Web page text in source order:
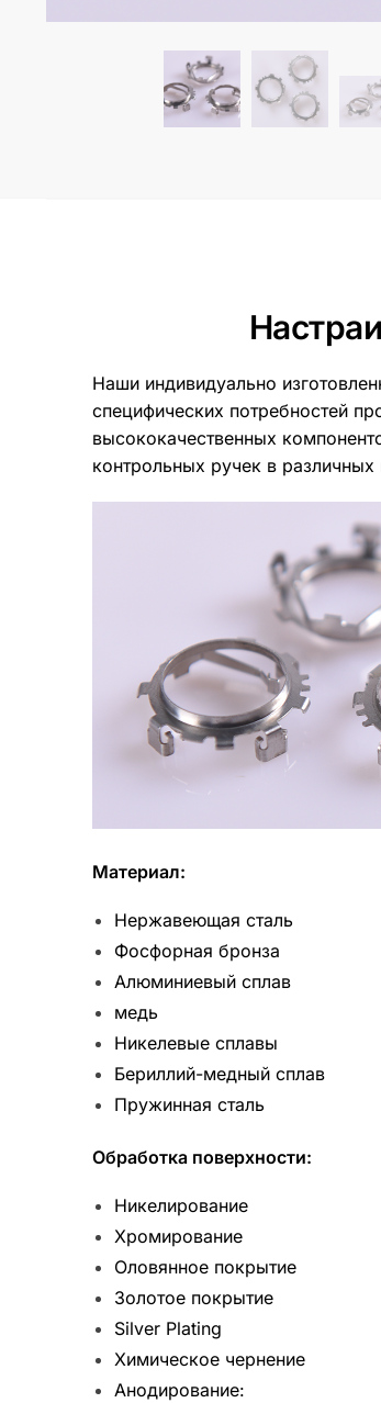
Наши индивидуально
специфических потребностей
высококачественных
контрольных ручек в
Материал:
Нержавеющая сталь
Фосфорная бронза
Алюминиевый сплав
медь
Никелевые сплавы
Бериллий-медный сплав
Пружинная сталь
Обработка поверхности:
Никелирование
Хромирование
Оловянное покрытие
Золотое покрытие
Silver Plating
Химическое чернение
Анодирование: